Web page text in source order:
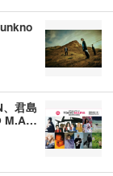
君島
M.A…